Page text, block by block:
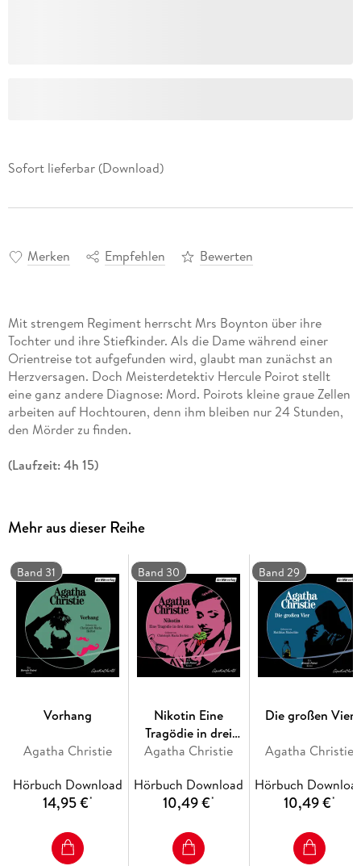
Sofort lieferbar (Download)
Merken Empfehlen Bewerten
Mit strengem Regiment herrscht Mrs Boynton über ihre
Tochter und ihre Stiefkinder. Als die Dame während einer
Orientreise tot aufgefunden wird, glaubt man zunächst an
Herzversagen. Doch Meisterdetektiv Hercule Poirot stellt
eine ganz andere Diagnose: Mord. Poirots kleine graue Zellen
arbeiten auf Hochtouren, denn ihm bleiben nur 24 Stunden,
den Mörder zu finden.
(Laufzeit: 4h 15)
Mehr aus dieser Reihe
Band 31
Vorhang
Agatha Christie
Hörbuch Download
14,95 €*
Band 30
Nikotin Eine
Tragödie in drei
Akten
Agatha Christie
Hörbuch Download
10,49 €*
Band 29
Die großen Vier
Agatha Christie
Hörbuch
10,49 €*